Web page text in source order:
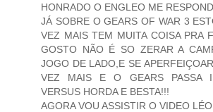
HONRADO O ENGLEO ME
JÁ SOBRE O GEARS OF WAR 3
VEZ MAIS TEM MUITA COISA PRA
GOSTO NÃO É SO ZERAR A
JOGO DE LADO,E SE
VEZ MAIS E O GEARS PASSA
VERSUS HORDA E BESTA!!!
AGORA VOU ASSISTIR O VIDEO